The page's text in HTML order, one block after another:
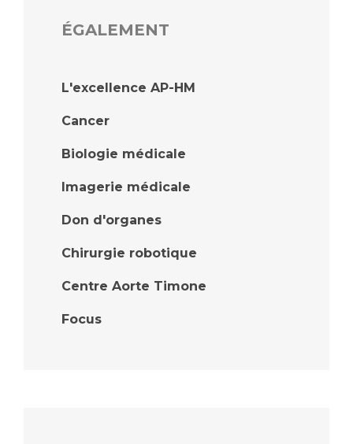
ÉGALEMENT
L'excellence AP-HM
Cancer
Biologie médicale
Imagerie médicale
Don d'organes
Chirurgie robotique
Centre Aorte Timone
Focus